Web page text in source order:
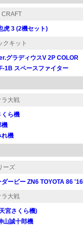
CRAFT
虎 3 (2機セット)
クキット
グラディウスV 2P COLOR
1B スペースファイター
ラ大戦
くら機
機
れ機
ーズ
ービー ZN6 TOYOTA 86
ラ大戦
宮さくら機)
山誠十郎機